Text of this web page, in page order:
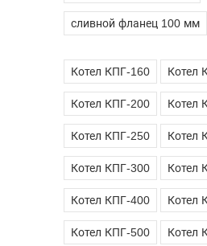
сливной фланец 100 мм
Котел КПГ-160 Котел
Котел КПГ-200 Котел
Котел КПГ-250 Котел
Котел КПГ-300 Котел
Котел КПГ-400 Котел
Котел КПГ-500 Котел